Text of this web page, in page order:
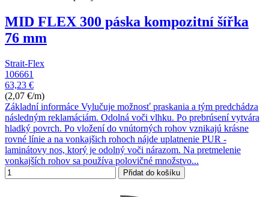
MID FLEX 300 páska kompozitní šířka
76 mm
Strait-Flex
106661
63,23 €
(2,07 €/m)
Základní informáce Vylučuje možnosť praskania a tým predchádza
následným reklamáciám. Odolná voči vlhku. Po prebrúsení vytvára
hladký povrch. Po vložení do vnútorných rohov vznikajú krásne
rovné línie a na vonkajšich rohoch nájde uplatnenie PUR -
laminátovy nos, ktorý je odolný voči nárazom. Na pretmelenie
vonkajších rohov sa používa polovičné množstvo...
Přidat do košíku